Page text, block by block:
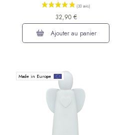
32,90 €
Ajouter au panier
Made in Europe